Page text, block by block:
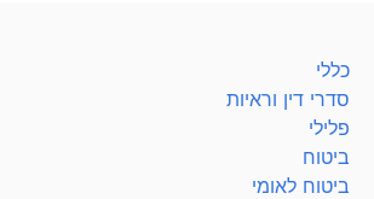
כללי
סדרי דין וראיות
פלילי
ביטוח
ביטוח לאומי